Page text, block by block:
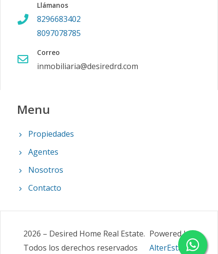
Llámanos
8296683402
8097078785
Correo
inmobiliaria@desiredrd.com
Menu
Propiedades
Agentes
Nosotros
Contacto
2026 – Desired Home Real Estate.
Todos los derechos reservados
Powered by
AlterEstate